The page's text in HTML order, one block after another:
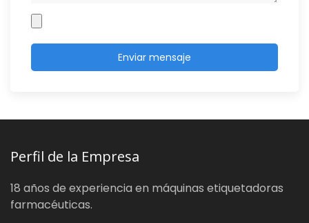
Perfil de la Empresa
18 años de experiencia en máquinas etiquetadoras
farmacéuticas.